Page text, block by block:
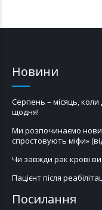
Новини
Серпень – місяць,
щодня!
Ми розпочинаємо
спростовують міфи»
Чи завжди рак крові
Пацієнт після
Посилання